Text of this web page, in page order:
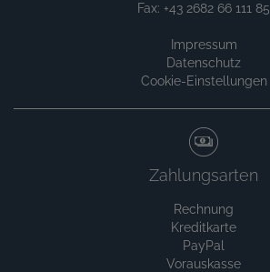
Fax: +43 2682 66 111 85
Impressum
Datenschutz
Cookie-Einstellungen
Zahlungsarten
Rechnung
Kreditkarte
PayPal
Vorauskasse